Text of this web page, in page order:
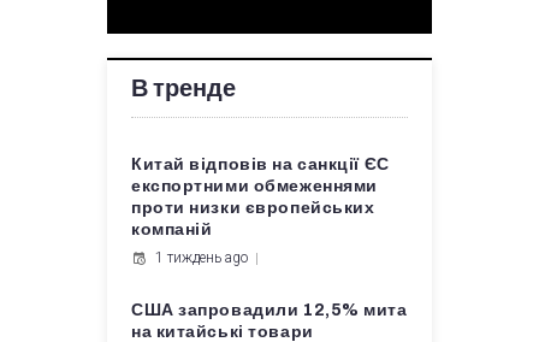
В тренде
Китай відповів на санкції ЄС
експортними обмеженнями
проти низки європейських
компаній
1 тиждень ago
США запровадили 12,5% мита
на китайські товари